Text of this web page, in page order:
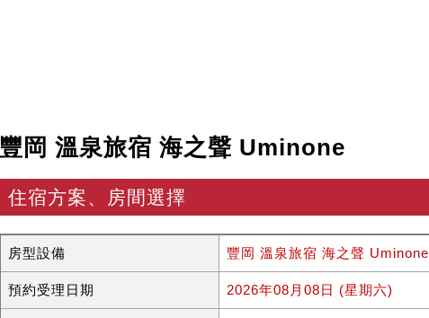
豐岡 溫泉旅宿 海之聲 Uminone
住宿方案、房間選擇
房型設備 豐岡 溫泉旅宿 海之聲 Uminone
預約受理日期 2026年08月08日 (星期六)